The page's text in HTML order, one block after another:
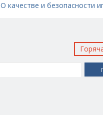
О качестве и безопасности